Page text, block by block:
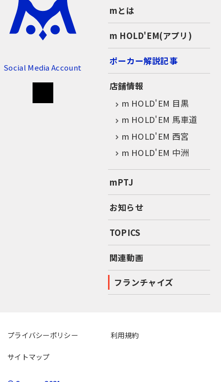
Social Media Account
mとは
m HOLD'EM(アプリ)
ポーカー解説記事
店舗情報
m HOLD'EM 目黒
m HOLD'EM 馬車道
m HOLD'EM 西宮
m HOLD'EM 中洲
mPTJ
お知らせ
TOPICS
関連動画
フランチャイズ
プライバシーポリシー 利用規約
サイトマップ